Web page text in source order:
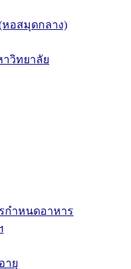
อสมุดกลาง)
วิทยาลัย
กำหนดอาหาร
ายุ